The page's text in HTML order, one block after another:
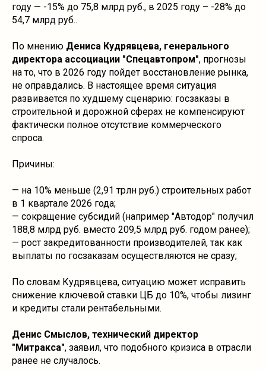
году — -15% до 75,8 млрд руб., в 2025 году – -28% до
54,7 млрд руб..
По мнению Дениса Кудрявцева, генерального
директора ассоциации "Спецавтопром", прогнозы
на то, что в 2026 году пойдет восстановление рынка,
не оправдались. В настоящее время ситуация
развивается по худшему сценарию: госзаказы в
строительной и дорожной сферах не компенсируют
фактически полное отсутствие коммерческого
спроса.
Причины:
— на 10% меньше (2,91 трлн руб.) строительных работ
в 1 квартале 2026 года;
— сокращение субсидий (например "Автодор" получил
188,8 млрд руб. вместо 209,5 млрд руб. годом ранее);
— рост закредитованности производителей, так как
выплаты по госзаказам осуществляются не сразу;
По словам Кудрявцева, ситуацию может исправить
снижение ключевой ставки ЦБ до 10%, чтобы лизинг
и кредиты стали рентабельными.
Денис Смыслов, технический директор
"Митракса", заявил, что подобного кризиса в отрасли
ранее не случалось.